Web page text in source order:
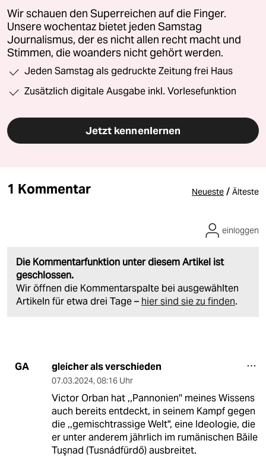
Wir schauen den Superreichen auf die Finger.
Unsere wochentaz bietet jeden Samstag
Journalismus, der es nicht allen recht macht und
Stimmen, die woanders nicht gehört werden.
Jeden Samstag als gedruckte Zeitung frei Haus
Zusätzlich digitale Ausgabe inkl. Vorlesefunktion
Jetzt kennenlernen
1 Kommentar Neueste / Älteste
Die Kommentarfunktion unter diesem Artikel ist
geschlossen.
Wir öffnen die Kommentarspalte bei ausgewählten
Artikeln für etwa drei Tage – hier sind sie zu finden.
einloggen
GA gleicher als verschieden
07.03.2024, 08:16 Uhr
Victor Orban hat ,,Pannonien'' meines Wissens
auch bereits entdeckt, in seinem Kampf gegen
die ,,gemischtrassige Welt", eine Ideologie, die
er unter anderem jährlich im rumänischen Băile
Tuşnad (Tusnádfürdő) ausbreitet.